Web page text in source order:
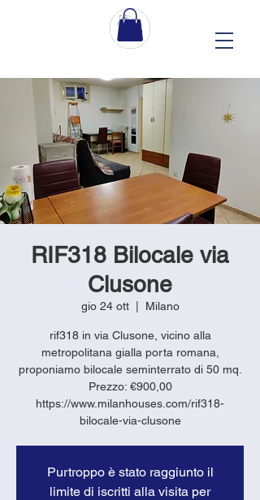
RIF318 Bilocale via
Clusone
gio 24 ott
  |
Milano
rif318 in via Clusone, vicino alla
metropolitana gialla porta romana,
proponiamo bilocale seminterrato di 50 mq.
Prezzo: €900,00
https://www.milanhouses.com/rif318-
bilocale-via-clusone
Purtroppo è stato raggiunto il
limite di iscritti alla visita per